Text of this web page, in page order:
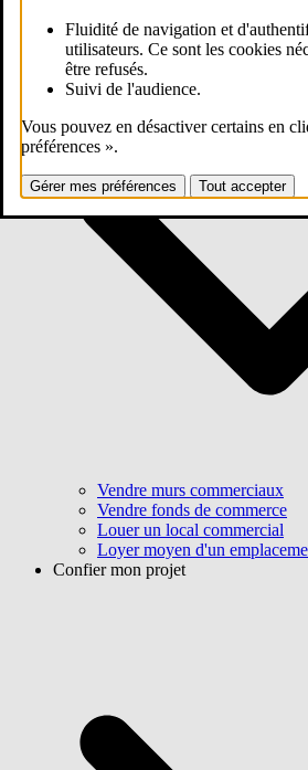
Fluidité de navigation et
utilisateurs. Ce sont les cookies
être refusés.
Suivi de l'audience.
Vous pouvez en désactiver certains en
préférences ».
Gérer mes préférences Tout accepter
Estimer mon commerce
Vendre murs commerciaux
Vendre fonds de commerce
Louer un local commercial
Loyer moyen d'un
Confier mon projet